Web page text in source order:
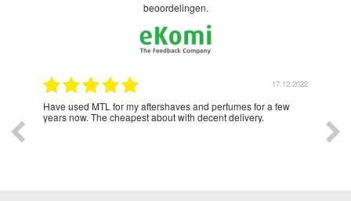
beoordelingen.
17.12.2022
Have used MTL for my aftershaves and perfumes for a few
years now. The cheapest about with decent delivery.